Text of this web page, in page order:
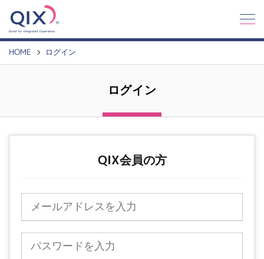
Q
X
HOME
ログイン
ログイン
QIX会員の方